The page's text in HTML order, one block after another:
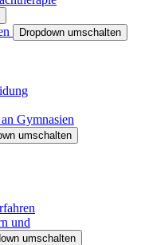
Dropdown umschalten
Gymnasien
umschalten
und
umschalten